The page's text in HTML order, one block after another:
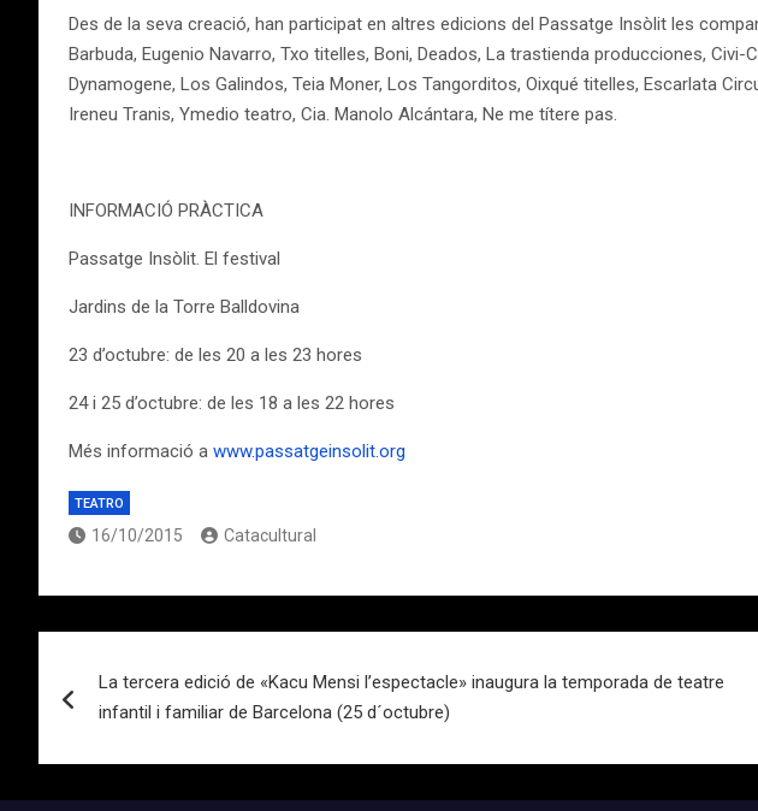
Des de la seva creació, han participat en altres edicions del Passatge Insòlit les
Barbuda, Eugenio Navarro, Txo titelles, Boni, Deados, La trastienda producciones,
Dynamogene, Los Galindos, Teia Moner, Los Tangorditos, Oixqué titelles, Escarlata
Ireneu Tranis, Ymedio teatro, Cia. Manolo Alcántara, Ne me títere pas.
INFORMACIÓ PRÀCTICA
Passatge Insòlit. El festival
Jardins de la Torre Balldovina
23 d’octubre: de les 20 a les 23 hores
24 i 25 d’octubre: de les 18 a les 22 hores
Més informació a www.passatgeinsolit.org
TEATRO
16/10/2015 Catacultural
de
entradas
La tercera edició de «Kacu Mensi l’espectacle» inaugura la temporada de teatre
infantil i familiar de Barcelona (25 d´octubre)